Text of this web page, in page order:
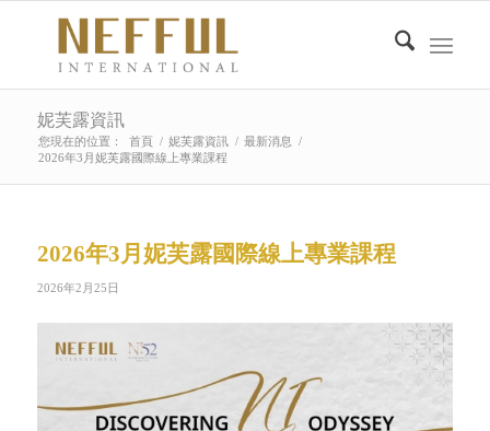
妮芙露資訊
您現在的位置： 首頁 / 妮芙露資訊 / 最新消息
/
2026年3月妮芙露國際線上專業課程
2026年3月妮芙露國際線上專業課程
2026年2月25日